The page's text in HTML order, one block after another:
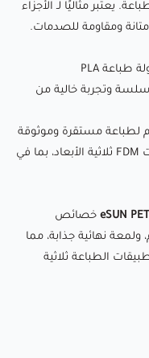
يعتبر مثاليًا لـ الأجزاء
متانة ومقاومة للصدمات.
سلسة وتجربة خالية من
يعمل مع معظم طابعات FDM ثلاثية الأبعاد، بما في
eSUN خصائص
نهائية جذابة، مما
الطباعة ثلاثية